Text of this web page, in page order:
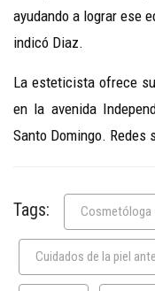
ayudando a lograr ese
indicó Diaz.
La esteticista ofrece
en la avenida
Santo Domingo. Redes
Tags: Cosmetóloga
Cuidados de la piel